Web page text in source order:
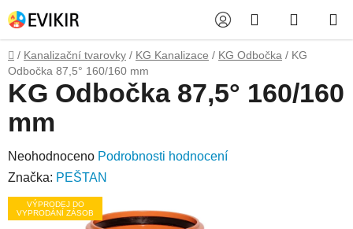
na
obsah
Hledat
KOŠÍK
Domů
/ Kanalizační tvarovky / KG Kanalizace / KG Odbočka / KG
Odbočka 87,5° 160/160 mm
KG Odbočka 87,5° 160/160
mm
Průměrné
hodnocení
produktu
je
Neohodnoceno Podrobnosti hodnocení
Značka: PEŠTAN
VÝPRODEJ DO
VYPRODÁNÍ ZÁSOB